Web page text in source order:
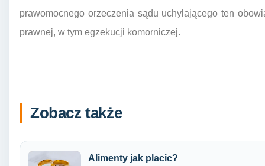
prawomocnego orzeczenia sądu uchylającego ten
prawnej, w tym egzekucji komorniczej.
Zobacz także
Alimenty jak placic?